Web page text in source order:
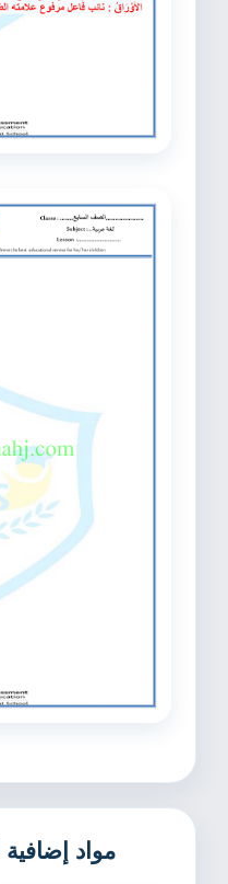
مواد